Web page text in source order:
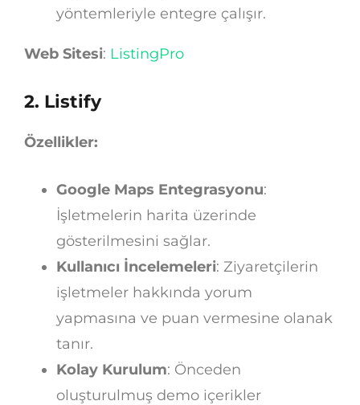
yöntemleriyle entegre çalışır.
Web Sitesi: ListingPro
2. Listify
Özellikler:
Google Maps Entegrasyonu:
İşletmelerin harita üzerinde
gösterilmesini sağlar.
Kullanıcı İncelemeleri: Ziyaretçilerin
işletmeler hakkında yorum
yapmasına ve puan vermesine olanak
tanır.
Kolay Kurulum: Önceden
oluşturulmuş demo içerikler